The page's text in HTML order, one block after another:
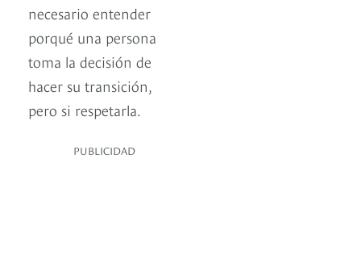
necesario entender
porqué una persona
toma la decisión de
hacer su transición,
pero si respetarla.
PUBLICIDAD